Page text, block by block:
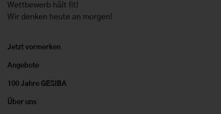
Wettbewerb hält fit!
Wir denken heute an morgen!
Jetzt vormerken
Angebote
100 Jahre GESIBA
Über uns